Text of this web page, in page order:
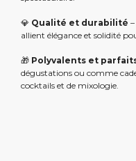
💎 Qualité et durabilité
allient élégance et solidité
🎁 Polyvalents et
dégustations ou comme
cocktails et de mixologie.